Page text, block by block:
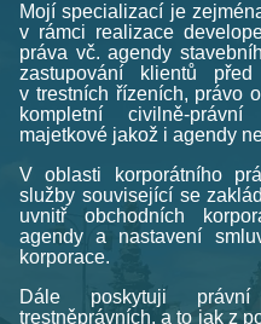
Mojí specializací je
v rámci realizace
práva vč. agendy
zastupování klientů
v trestních řízeních, právo
kompletní civilně-
majetkové jakož i agendy
V oblasti korporátního
služby související se
uvnitř obchodních
agendy a nastavení
korporace.
Dále poskytuji
trestněprávních, a to jak z